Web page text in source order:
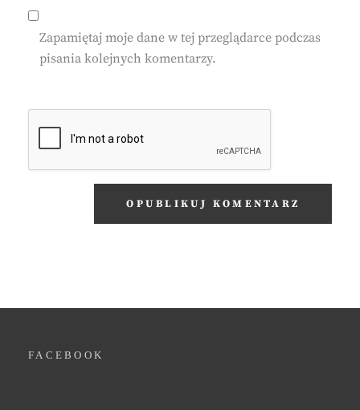
Zapamiętaj moje dane w tej przeglądarce podczas
pisania kolejnych komentarzy.
FACEBOOK